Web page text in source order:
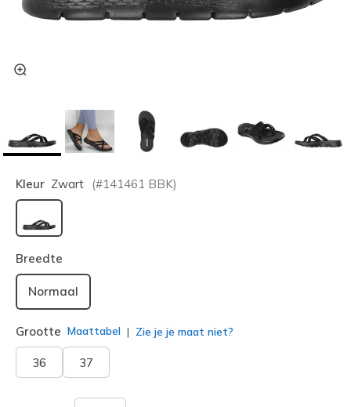
Kleur Zwart (#141461 BBK)
geselecteerd
Breedte
Normaal
Grootte Maattabel Zie je je maat niet?
36 37